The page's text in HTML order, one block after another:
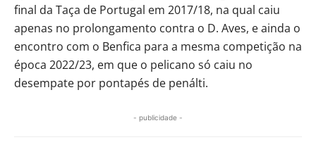
final da Taça de Portugal em 2017/18, na qual caiu
apenas no prolongamento contra o D. Aves, e ainda o
encontro com o Benfica para a mesma competição na
época 2022/23, em que o pelicano só caiu no
desempate por pontapés de penálti.
- publicidade -